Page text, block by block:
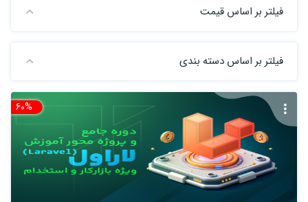
فیلتر بر اساس قیمت
فیلتر بر اساس دسته بندی
60%